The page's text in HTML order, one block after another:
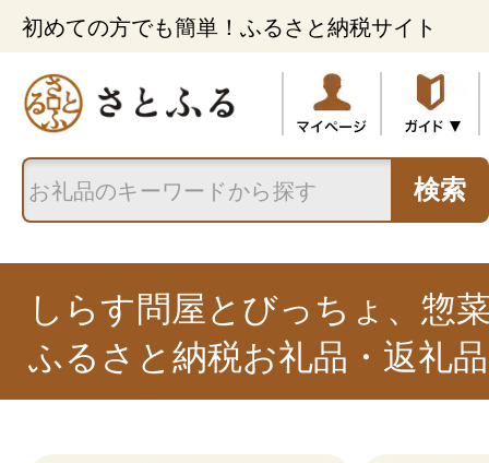
初めての方でも簡単！ふるさと納税サイト
検索
しらす問屋とびっちょ、惣
ふるさと納税お礼品・返礼